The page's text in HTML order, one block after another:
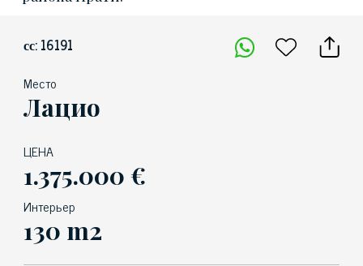
сс: 16191
Место
Лацио
ЦЕНА
1.375.000 €
Интерьер
130 m2